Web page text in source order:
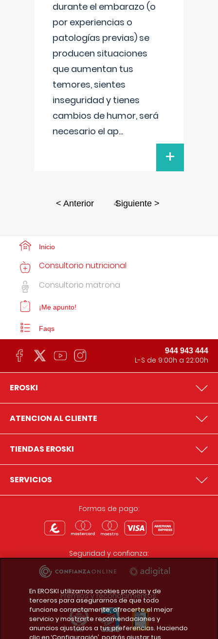
durante el embarazo (o
por experiencias o
patologías previas) se
producen situaciones
que aumentan tus
temores, sientes
inseguridad y tienes
cambios de humor, será
necesario el ap...
+
< Anterior 4
Siguiente >
Inicio
Consultorio nutricional
Consultorio matrona
¡Me apunto!
Faqs
944 943 444
L-S de 9:00h a 22:00h
EROSKI
ATENCION AL CLIENTE
TIENDAS EROSKI
SERVICIOS
Formas de pago:
Seguridad y confianza:
Premios y reconocimientos:
En EROSKI utilizamos cookies propias y de
terceros para asegurarnos de que todo
funcione correctamente, ofrecerte el mejor
servicio y mostrarte recomendaciones y
anuncios ajustados a tus preferencias. Haciendo
clic en ‘Configuración’, podrás ajustar tus